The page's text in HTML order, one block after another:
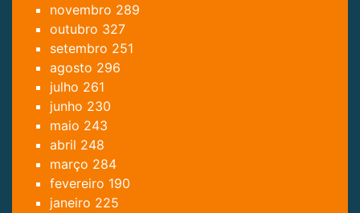
novembro 289
outubro 327
setembro 251
agosto 296
julho 261
junho 230
maio 243
abril 248
março 284
fevereiro 190
janeiro 225